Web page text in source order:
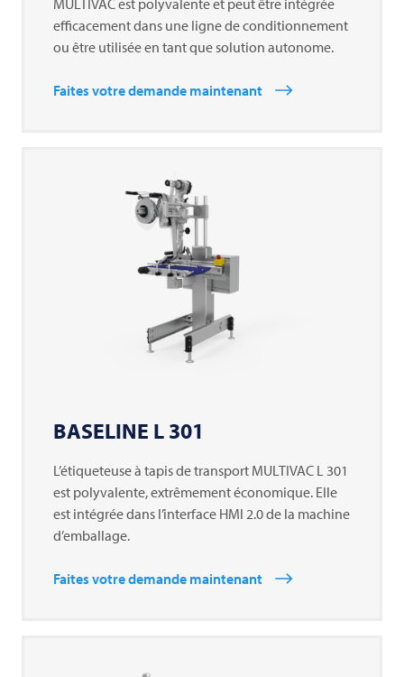
efficacement dans une ligne de conditionnement
ou être utilisée en tant que solution autonome.
Faites votre demande maintenant
BASELINE L 301
L’étiqueteuse à tapis de transport MULTIVAC L 301
est polyvalente, extrêmement économique. Elle
est intégrée dans l’interface HMI 2.0 de la machine
d’emballage.
Faites votre demande maintenant